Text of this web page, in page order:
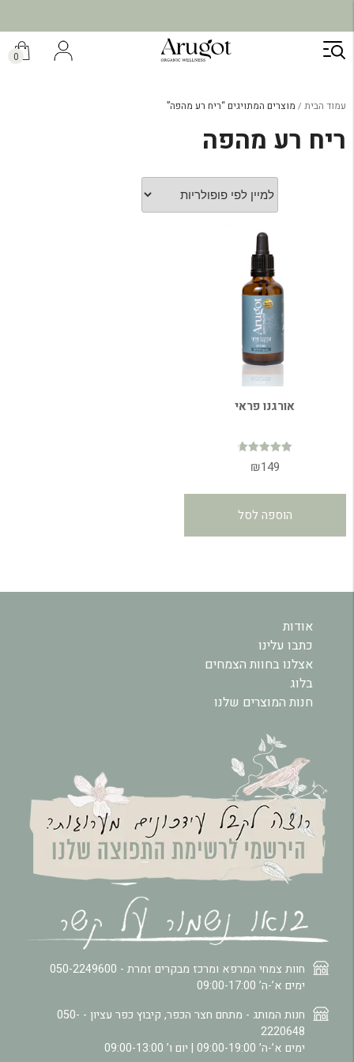
דילוג
לתוכן
0
עמוד הבית מוצרים המתויגים “ריח רע מהפה”
ריח רע מהפה
אורגנו פראי
דורג
4.73
₪149
הוספה לסל
חוות צמחי המרפא ומרכז מבקרים זמרת - 050-2249600
ימים א’-ה’ 09:00-17:00
חנות המותג - מתחם חצר הכפר, קיבוץ כפר עציון - 050-
2220648
ימים א’-ה’ 09:00-19:00 | יום ו’ 09:00-13:00
אודות
כתבו עלינו
אצלנו בחוות הצמחים
בלוג
חנות המוצרים שלנו